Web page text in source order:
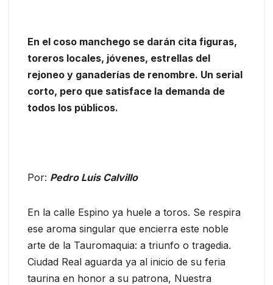
En el coso manchego se darán cita figuras,
toreros locales, jóvenes, estrellas del
rejoneo y ganaderías de renombre. Un serial
corto, pero que satisface la demanda de
todos los públicos.
Por: Pedro Luis Calvillo
En la calle Espino ya huele a toros. Se respira
ese aroma singular que encierra este noble
arte de la Tauromaquia: a triunfo o tragedia.
Ciudad Real aguarda ya al inicio de su feria
taurina en honor a su patrona, Nuestra